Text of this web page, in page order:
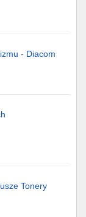
- Diacom
Tonery